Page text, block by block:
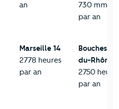
an
730 mm
par an
Marseille 14
2778 heures
par an
Bouches-
du-Rhône
2750
par an